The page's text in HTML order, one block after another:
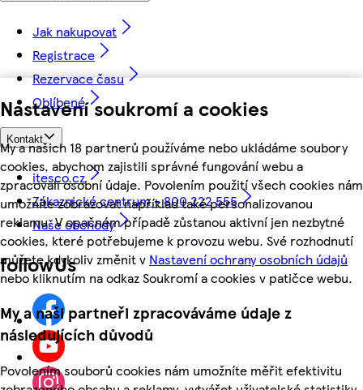
Nastavení soukromí a cookies
My a našich 18 partnerů používáme nebo ukládáme soubory
cookies, abychom zajistili správné fungování webu a
zpracovali osobní údaje. Povolením použití všech cookies nám
umožníte zobrazovat například také personalizovanou
reklamu. V opačném případě zůstanou aktivní jen nezbytné
cookies, které potřebujeme k provozu webu. Své rozhodnutí
můžete kdykoliv změnit v Nastavení ochrany osobních údajů
nebo kliknutím na odkaz Soukromí a cookies v patičce webu.
My a naši partneři zpracováváme údaje z
následujících důvodů
Povolením souborů cookies nám umožníte měřit efektivitu
Jak nakupovat
Registrace
Rezervace času
Oblíbené
Kontakt
itesco.cz
Zákaznické centrum - 800 222 555
Naše obchody
followUs